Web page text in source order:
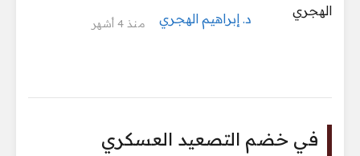
د. إبراهيم الهجري منذ 4 أشهر
في خضم التصعيد العسكري